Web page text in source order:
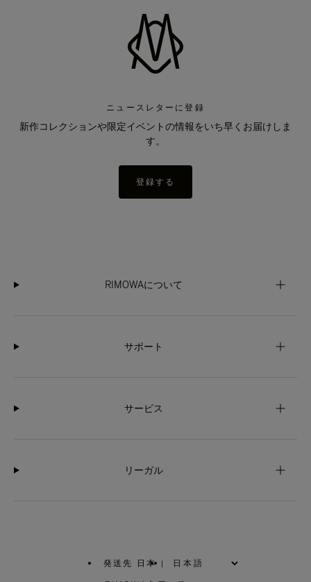
ニュースレターに登録
新作コレクションや限定イベントの情報をいち早くお届けしま
す。
登録する
RIMOWAについて
サポート
サービス
リーガル
発送先 日本 |